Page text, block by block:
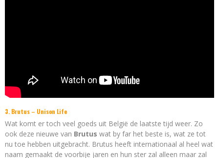
3. Brutus – Unison Life
Wat komt er toch veel goeds uit België de laatste tijd weer. Zo
ook deze nieuwe van Brutus wat by far het beste is, wat ze tot
nu toe hebben uitgebracht. Brutus heeft internationaal al heel wat
naam gemaakt de voorbije jaren en hun ster zal alleen maar zal